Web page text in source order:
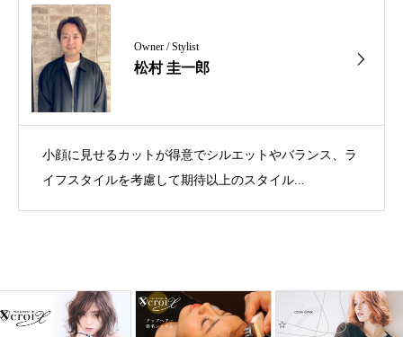
Owner / Stylist
松村 圭一郎
小顔に見せるカットが得意でシルエットやバランス、ラ
イフスタイルを考慮して期待以上のスタイル...